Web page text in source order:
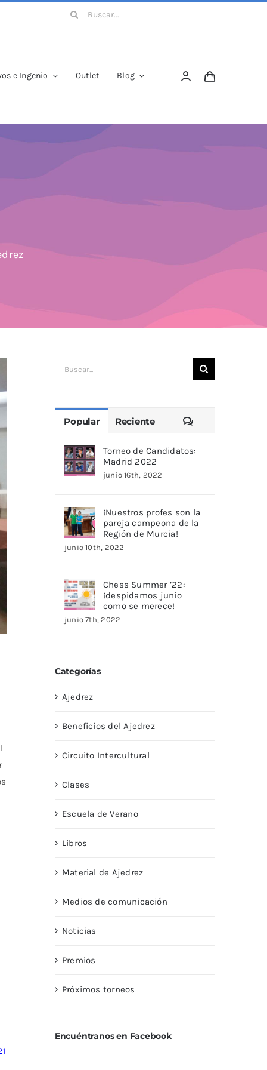
Buscar:
e Ingenio Outlet Blog
Buscar:
Popular Reciente Comentarios
Torneo de Candidatos:
Madrid 2022
junio 16th, 2022
¡Nuestros profes son la
pareja campeona de la
Región de Murcia!
junio 10th, 2022
Chess Summer ’22:
¡despidamos junio
como se merece!
junio 7th, 2022
Categorías
Ajedrez
Beneficios del Ajedrez
Circuito Intercultural
Clases
Escuela de Verano
Libros
Material de Ajedrez
Medios de comunicación
Noticias
Premios
Próximos torneos
Encuéntranos en Facebook